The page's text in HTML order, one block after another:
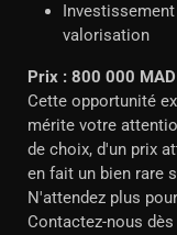
valorisation
Prix : 800 000
Cette opportunité
mérite votre
de choix, d'un prix
en fait un bien rare
N'attendez plus
Contactez-nous